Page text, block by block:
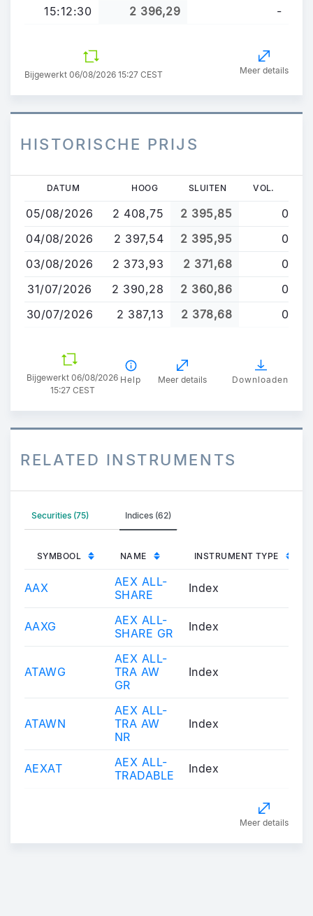
15:12:30
2 396,29 -
Bijgewerkt 06/08/2026 15:27 CEST Meer details
HISTORISCHE PRIJS
Overslaan
naar
de
gaan
DATUM HOOG SLUITEN VOL.
05/08/2026 2 408,75 2 395,85
0
04/08/2026
2 397,54 2 395,95
0
03/08/2026
2 373,93 2 371,68
0
31/07/2026
2 390,28 2 360,86
0
30/07/2026
2 387,13 2 378,68 0
Bijgewerkt 06/08/2026
15:27 CEST
Help Meer details Downloaden
RELATED INSTRUMENTS
Securities (75) Indices (62)
SYMBOOL NAME INSTRUMENT TYPE
AAX
AEX ALL-
SHARE
Index
AAXG
AEX ALL-
SHARE GR
Index
ATAWG
AEX ALL-
TRA AW
GR
Index
ATAWN
AEX ALL-
TRA AW
NR
Index
AEXAT
AEX ALL-
TRADABLE
Index
Meer details